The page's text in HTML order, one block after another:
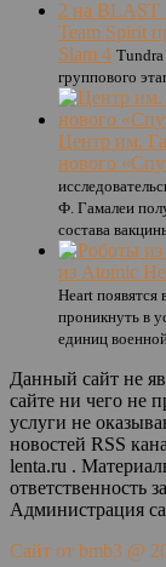
Team Spirit
Slam 4 Tundra
группового
Центр им.
нового
Ф. Гамалеи
состава
из Atomic
Heart
проникнуть в
единиц
Данный сайт не
сайте ни чего не
услуги не
новостей RSS
lenta.ru .
ответственность
Администрация
Сайт от bmb3 @